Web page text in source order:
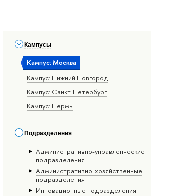
Кампусы
Кампус: Москва
Кампус: Нижний Новгород
Кампус: Санкт-Петербург
Кампус: Пермь
Подразделения
Административно-управленческие
подразделения
Административно-хозяйственные
подразделения
Инновационные подразделения